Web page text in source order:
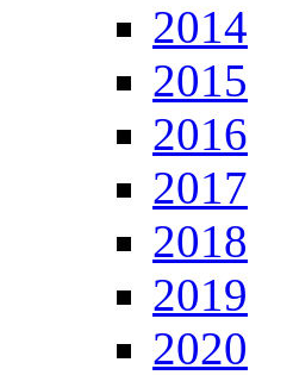
2014
2015
2016
2017
2018
2019
2020